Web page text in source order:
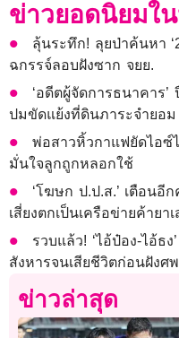
ข่าวยอดนิยมใ
ลุ้นระทึก! ลุยป่าค้นหา
ฉกรรจ์ลอบฝังซาก จยย.
‘อดีตผู้จัดการธนาคาร
ปมขัดแย้งที่ดินภาระจำยอม
พ่อสาวหิ้วกาแฟยัดไอซ์
มั่นใจลูกถูกหลอกใช้
‘โฆษก ป.ป.ส.’ เตือนอี
เสี่ยงตกเป็นเครือข่ายค้าย
รวบแล้ว! ‘ไอ้ป๋อง-ไอ้ธ
สังหารจนเสียชีวิตก่อนฝังศ
ข่าวล่าสุด